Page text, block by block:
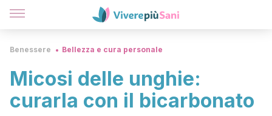
Benessere Bellezza e cura personale
Micosi delle unghie:
curarla con il bicarbonato